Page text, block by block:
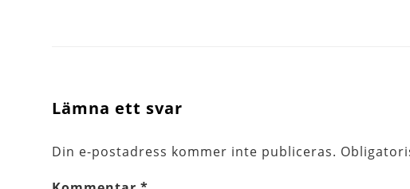
Lämna ett svar
Din e-postadress kommer inte publiceras.